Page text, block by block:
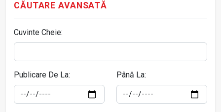
CĂUTARE AVANSATĂ
Cuvinte Cheie:
Publicare De La: Până La: